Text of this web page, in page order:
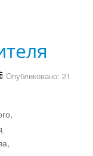
Опубликовано: 21